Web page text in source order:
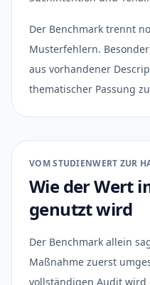
Der Benchmark trennt
Musterfehlern.
aus vorhandener
thematischer Passung
VOM STUDIENWERT ZUR
Wie der Wert
genutzt wird
Der Benchmark allein
Maßnahme zuerst
vollständigen Audit wird